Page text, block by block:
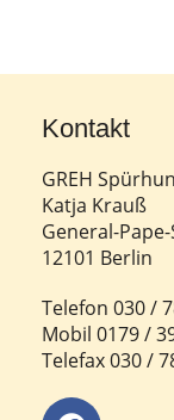
Kontakt
GREH
Katja Krauß
General-
12101 Berlin
Telefon 030 /
Mobil 0179 /
Telefax 030 /